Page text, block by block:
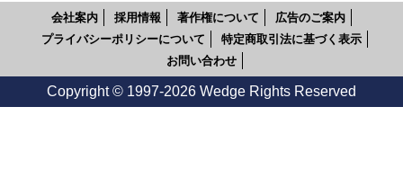
会社案内 採用情報 著作権について
広告のご案内
プライバシーポリシーについて
特定商取引法に基づく表示
お問い合わせ
Copyright © 1997-2026 Wedge Rights Reserved